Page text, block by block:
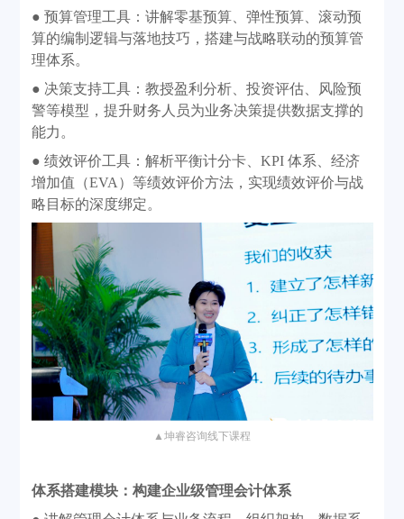
● 预算管理工具：讲解零基预算、弹性预算、滚动预
算的编制逻辑与落地技巧，搭建与战略联动的预算管
理体系。
● 决策支持工具：教授盈利分析、投资评估、风险预
警等模型，提升财务人员为业务决策提供数据支撑的
能力。
● 绩效评价工具：解析平衡计分卡、KPI 体系、经济
增加值（EVA）等绩效评价方法，实现绩效评价与战
略目标的深度绑定。
▲ 坤睿咨询线下课程
体系搭建模块：构建企业级管理会计体系